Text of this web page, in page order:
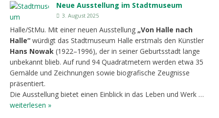
Neue Ausstellung im Stadtmuseum
3. August 2025
Halle/StMu. Mit einer neuen Ausstellung „Von Halle nach
Halle“ würdigt das Stadtmuseum Halle erstmals den Künstler
Hans Nowak (1922–1996), der in seiner Geburtsstadt lange
unbekannt blieb. Auf rund 94 Quadratmetern werden etwa 35
Gemälde und Zeichnungen sowie biografische Zeugnisse
präsentiert.
Die Ausstellung bietet einen Einblick in das Leben und Werk …
weiterlesen »